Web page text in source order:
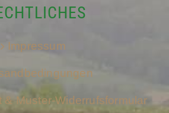
Impressum
& Muster-Widerrufsformular